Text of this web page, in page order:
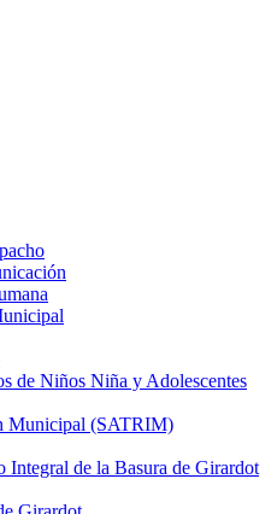
de Niños Niña y Adolescentes
Municipal (SATRIM)
de la Basura de Girardot